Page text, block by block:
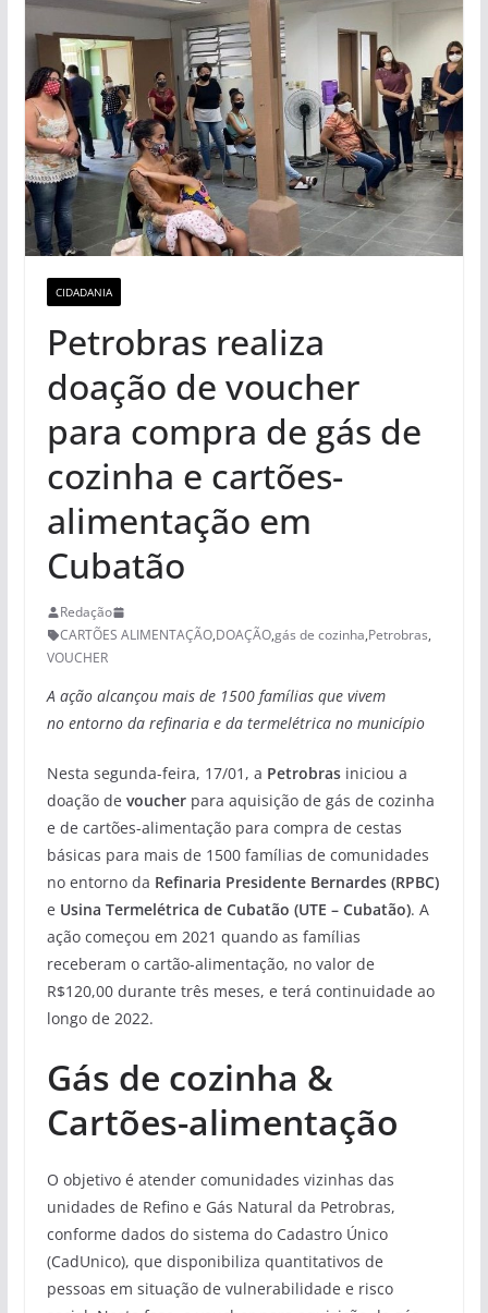
CIDADANIA
Petrobras realiza
doação de voucher
para compra de gás de
cozinha e cartões-
alimentação em
Cubatão
Redação
CARTÕES ALIMENTAÇÃO,DOAÇÃO,gás de cozinha,Petrobras,
VOUCHER
A ação alcançou mais de 1500 famílias que vivem
no entorno da refinaria e da termelétrica no município
Nesta segunda-feira, 17/01, a Petrobras iniciou a
doação de voucherpara aquisição de gás de cozinha
e de cartões-alimentação para compra de cestas
básicas para mais de 1500 famílias de comunidades
no entorno da Refinaria Presidente Bernardes (RPBC)
e Usina Termelétrica de Cubatão (UTE – Cubatão). A
ação começou em 2021 quando as famílias
receberam o cartão-alimentação, no valor de
R$120,00 durante três meses, e terá continuidade ao
longo de 2022.
Gás de cozinha &
Cartões-alimentação
O objetivo é atender comunidades vizinhas das
unidades de Refino e Gás Natural da Petrobras,
conforme dados do sistema do Cadastro Único
(CadUnico), que disponibiliza quantitativos de
pessoas em situação de vulnerabilidade e risco